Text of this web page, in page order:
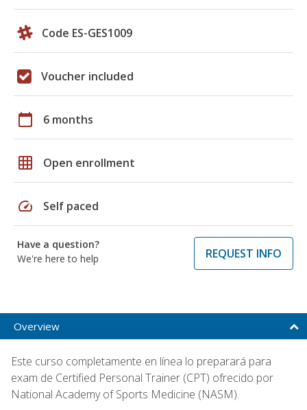
Code ES-GES1009
Voucher included
calendar_today 6 months
grid_on Open enrollment
speed Self paced
Have a question?
We're here to help
REQUEST INFO
Overview
Este curso completamente en línea lo preparará para
exam de Certified Personal Trainer (CPT) ofrecido por
National Academy of Sports Medicine (NASM).